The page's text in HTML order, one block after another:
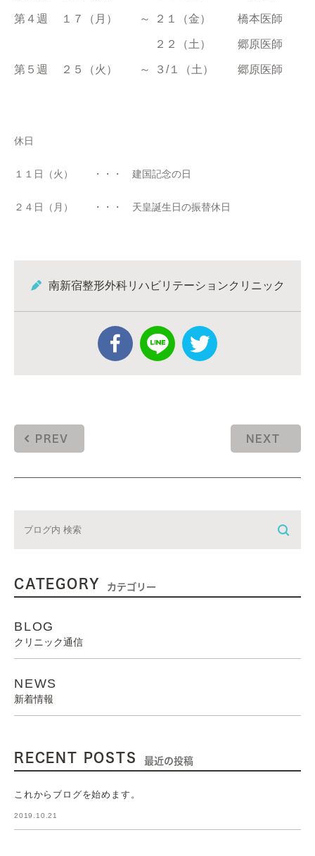
第４週 １７（月） ～ ２１（金） 橋本医師
２２（土） 郷原医師
第５週 ２５（火） ～ ３/１（土） 郷原医師
休日
１１日（火） ・・・ 建国記念の日
２４日（月） ・・・ 天皇誕生日の振替休日
南新宿整形外科リハビリテーションクリニック
PREV NEXT
CATEGORY カテゴリー
BLOG
クリニック通信
NEWS
新着情報
RECENT POSTS 最近の投稿
これからブログを始めます。
2019.10.21